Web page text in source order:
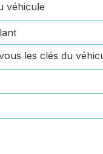
véhicule
les clés du